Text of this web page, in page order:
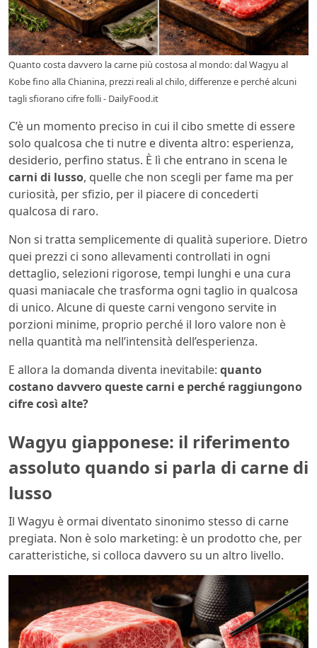
Quanto costa davvero la carne più costosa al mondo: dal Wagyu al
Kobe fino alla Chianina, prezzi reali al chilo, differenze e perché alcuni
tagli sfiorano cifre folli - DailyFood.it
C’è un momento preciso in cui il cibo smette di essere
solo qualcosa che ti nutre e diventa altro: esperienza,
desiderio, perfino status. È lì che entrano in scena le
carni di lusso, quelle che non scegli per fame ma per
curiosità, per sfizio, per il piacere di concederti
qualcosa di raro.
Non si tratta semplicemente di qualità superiore. Dietro
quei prezzi ci sono allevamenti controllati in ogni
dettaglio, selezioni rigorose, tempi lunghi e una cura
quasi maniacale che trasforma ogni taglio in qualcosa
di unico. Alcune di queste carni vengono servite in
porzioni minime, proprio perché il loro valore non è
nella quantità ma nell’intensità dell’esperienza.
E allora la domanda diventa inevitabile: quanto
costano davvero queste carni e perché raggiungono
cifre così alte?
Wagyu giapponese: il riferimento
assoluto quando si parla di carne di
lusso
Il Wagyu è ormai diventato sinonimo stesso di carne
pregiata. Non è solo marketing: è un prodotto che, per
caratteristiche, si colloca davvero su un altro livello.